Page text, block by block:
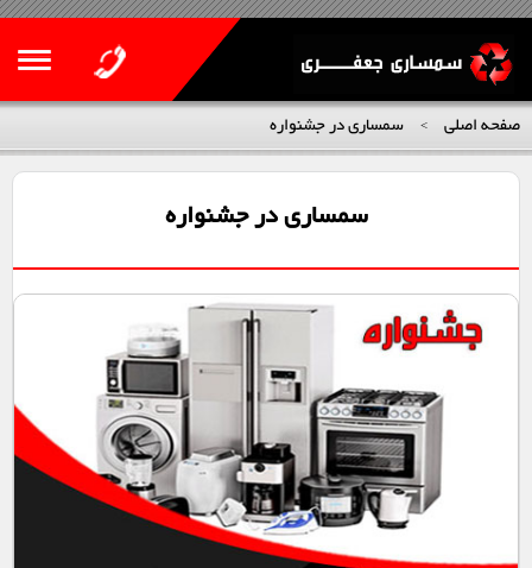
صفحه اصلی > سمساری در جشنواره
سمساری در جشنواره